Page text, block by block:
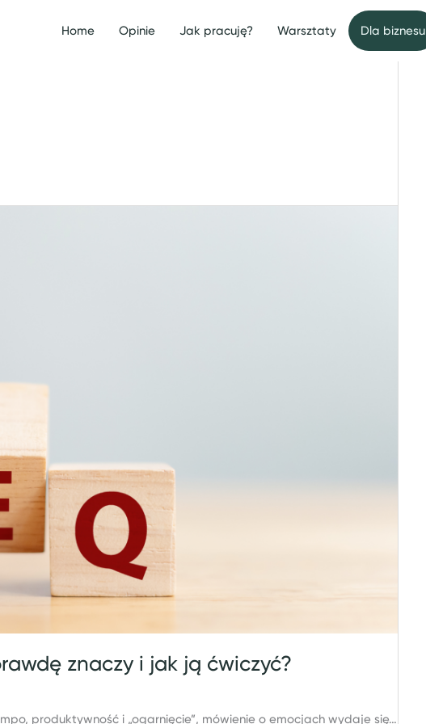
Home Opinie Jak pracuję? Warsztaty Dla biznesu
znaczy i jak ją ćwiczyć?
produktywność i „ogarnięcie”, mówienie o emocjach wydaje się…